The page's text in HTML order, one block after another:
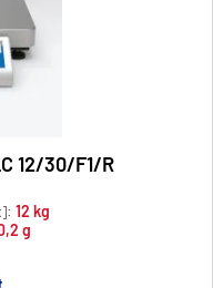
12/30/F1/R
12 kg
g